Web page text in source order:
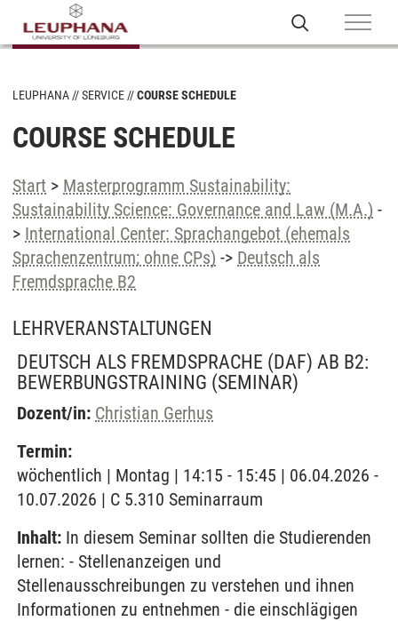
LEUPHANA SERVICE COURSE SCHEDULE
COURSE SCHEDULE
Start > Masterprogramm Sustainability:
Sustainability Science: Governance and Law (M.A.) -
> International Center: Sprachangebot (ehemals
Sprachenzentrum; ohne CPs) -> Deutsch als
Fremdsprache B2
LEHRVERANSTALTUNGEN
DEUTSCH ALS FREMDSPRACHE (DAF) AB B2:
BEWERBUNGSTRAINING (SEMINAR)
Dozent/in: Christian Gerhus
Termin:
wöchentlich | Montag | 14:15 - 15:45 | 06.04.2026 -
10.07.2026 | C 5.310 Seminarraum
Inhalt: In diesem Seminar sollten die Studierenden
lernen: - Stellenanzeigen und
Stellenausschreibungen zu verstehen und ihnen
Informationen zu entnehmen - die einschlägigen